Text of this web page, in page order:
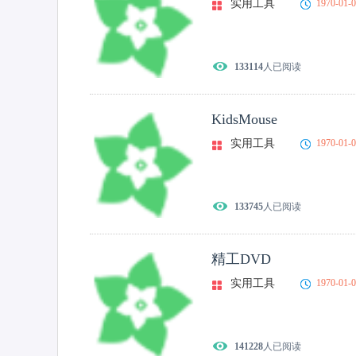
实用工具 1970-01-
133114人已阅读
KidsMouse
实用工具 1970-01-
133745人已阅读
精工DVD
实用工具 1970-01-
141228人已阅读